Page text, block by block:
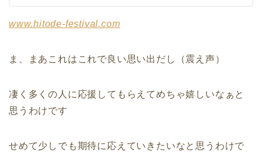
www.hitode-festival.com
ま、まあこれはこれで良い思い出だし（震え声）
凄く多くの人に応援してもらえてめちゃ嬉しいなぁと
思うわけです
せめて少しでも期待に応えていきたいなと思うわけで